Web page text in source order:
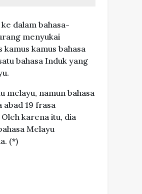
dalam bahasa-
menyukai
kamus bahasa
bahasa Induk yang
melayu, namun bahasa
19 frasa
karena itu, dia
Melayu
(*)